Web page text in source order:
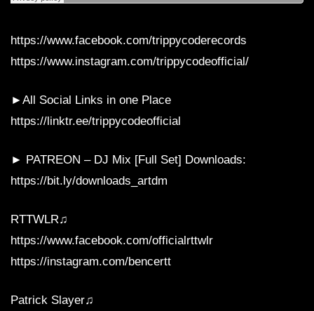
https://www.facebook.com/trippycoderecords
https://www.instagram.com/trippycodeofficial/
►All Social Links in one Place
https://linktr.ee/trippycodeofficial
► PATREON – DJ Mix [Full Set] Downloads:
https://bit.ly/downloads_artdm
RTTWLR♫
https://www.facebook.com/officialrttwlr
https://instagram.com/bencertt
Patrick Slayer♫